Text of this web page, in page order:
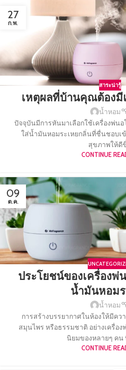
27
ก.พ.
สาระน่ารู้
เหตุผลที่บ้านคุณต้องมี
น้ำหอม
ปัจจุบันมีการหันมาเลือกใช้เครื่องพ่น
ใส่น้ำมันหอมระเหยกลิ่นที่ชื่นชอบเข้
สุขภาพให้ดี
CONTINUE
09
ต.ค.
ประโยชน์ของเครื่องพ่
น้ำมันหอมร
น้ำหอม
การสร้างบรรยากาศในห้องให้มีค
สมุนไพร หรือธรรมชาติ อย่างเครื่อ
นิยมของหลายๆ คน
CONTINUE